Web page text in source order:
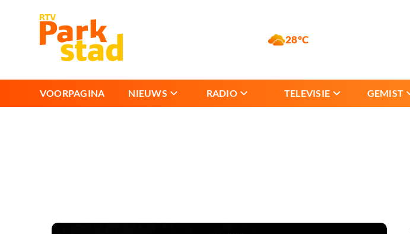
28°C
VOORPAGINA NIEUWS RADIO TELEVISIE GEMIST